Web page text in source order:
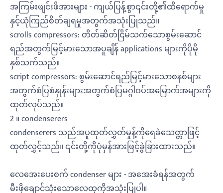
အကြမ်းဖျင်းဖိအားများ - ကျယ်ပြန့်စွာ၎င်းတို့၏ထိရောက်မှု
နှင့်ယုံကြည်စိတ်ချရမှုအတွက်အသုံးပြုသည်။
scrolls compressors: တိတ်ဆိတ်ငြိမ်သက်သောစွမ်းဆောင်
ရည်အတွက်မြင့်မားသောအပူချိန် applications များကိုပိုမို
နှစ်သက်သည်။
script compressors: စွမ်းဆောင်ရည်မြင့်မားသောစနစ်များ
အတွက်စံပြစံနှုန်းများအတွက်စံပြမဂ္ဂါဝပ်အမြောက်အများကို
ထုတ်လုပ်သည်။
2 ။ condenserers
condenserers သည်အပူထုတ်လွှတ်မှုန့်ကိုရေခဲသေတ္တာဖြင့်
ထုတ်လွှင့်သည်။ ၎င်းတို့ကိုပုံမှန်အားဖြင့်ခွဲခြားထားသည်။
လေအေးပေးစက် condenser များ - အအေးခံရန်အတွက်
မီးဖိုချောင်သုံးသောလေထုကိုအသုံးပြုပါ။